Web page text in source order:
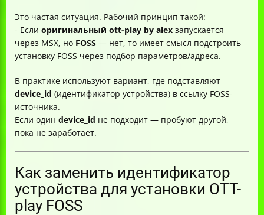
Это частая ситуация. Рабочий принцип такой:
- Если оригинальный ott-play by alex запускается
через MSX, но FOSS — нет, то имеет смысл подстроить
установку FOSS через подбор параметров/адреса.
В практике используют вариант, где подставляют
device_id (идентификатор устройства) в ссылку FOSS-
источника.
Если один device_id не подходит — пробуют другой,
пока не заработает.
Как заменить идентификатор
устройства для установки OTT-
play FOSS